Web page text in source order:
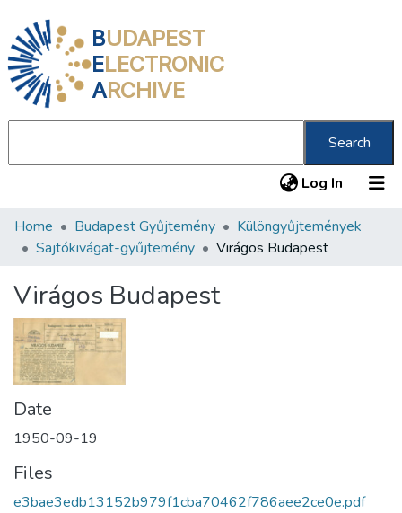
BUDAPEST
ELECTRONIC
ARCHIVE
Search
Log In (current)
Communities & Collections
Statistics
About us
Home Budapest Gyűjtemény
Különgyűjtemények
Sajtókivágat-gyűjtemény
Virágos Budapest
Virágos Budapest
Date
1950-09-19
Files
e3bae3edb13152b979f1cba70462f786aee2ce0e.pdf